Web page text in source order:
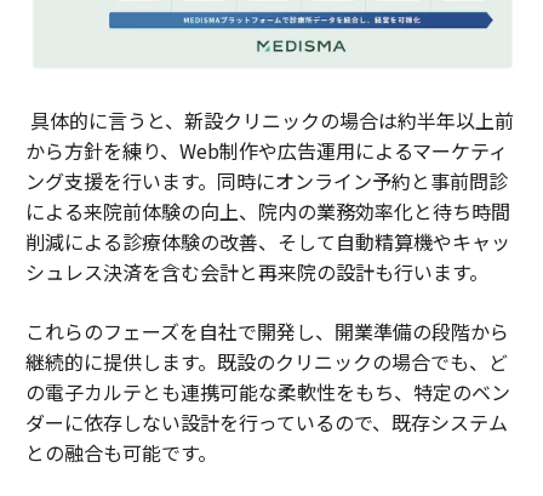
具体的に言うと、新設クリニックの場合は約半年以上前
から方針を練り、Web制作や広告運用によるマーケティ
ング支援を行います。同時にオンライン予約と事前問診
による来院前体験の向上、院内の業務効率化と待ち時間
削減による診療体験の改善、そして自動精算機やキャッ
シュレス決済を含む会計と再来院の設計も行います。
これらのフェーズを自社で開発し、開業準備の段階から
継続的に提供します。既設のクリニックの場合でも、ど
の電子カルテとも連携可能な柔軟性をもち、特定のベン
ダーに依存しない設計を行っているので、既存システム
との融合も可能です。